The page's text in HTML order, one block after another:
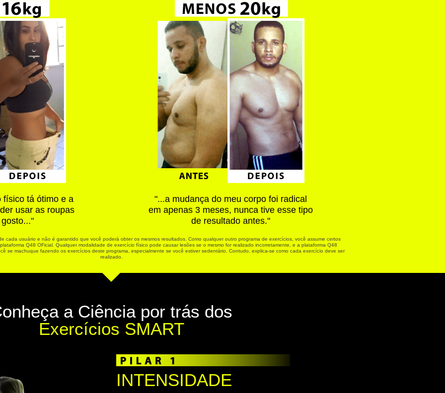
físico tá ótimo e a
usar as roupas
"...a mudança do meu corpo foi radical
em apenas 3 meses, nunca tive esse tipo
de resultado antes."
cada usuário e não é garantido que você poderá obter os mesmos resultados. Como qualquer outro programa de exercícios, você assume certos
Q48 OFicial. Qualquer modalidade de exercício físico pode causar lesões se o mesmo for realizado incorretamente, e a plataforma Q48
se machuque fazendo os exercícios deste programa, especialmente se você estiver sedentário. Contudo, explica-se como cada exercício deve ser
realizado.
a Ciência por trás dos
Exercícios SMART
INTENSIDADE